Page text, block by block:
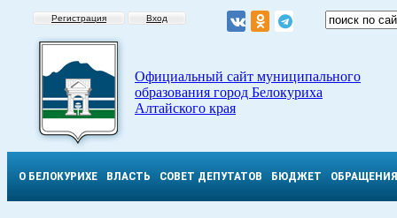
Регистрация Вход
Официальный сайт муниципального
образования город Белокуриха
Алтайского края
О БЕЛОКУРИХЕ ВЛАСТЬ СОВЕТ ДЕПУТАТОВ БЮДЖЕТ ОБРАЩЕНИЯ